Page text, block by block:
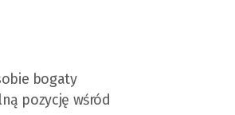
bogaty
pozycję wśród